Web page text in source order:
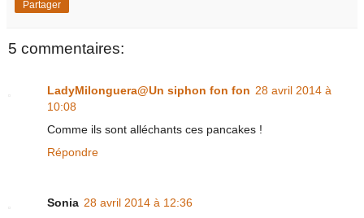
Partager
5 commentaires:
LadyMilonguera@Un siphon fon fon 28 avril 2014 à
10:08
Comme ils sont alléchants ces pancakes !
Répondre
Sonia 28 avril 2014 à 12:36